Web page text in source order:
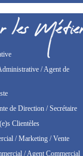
/ Agent de
de Direction / Secrétaire
Clientèles
/ Marketing / Vente
/ Agent Commercial